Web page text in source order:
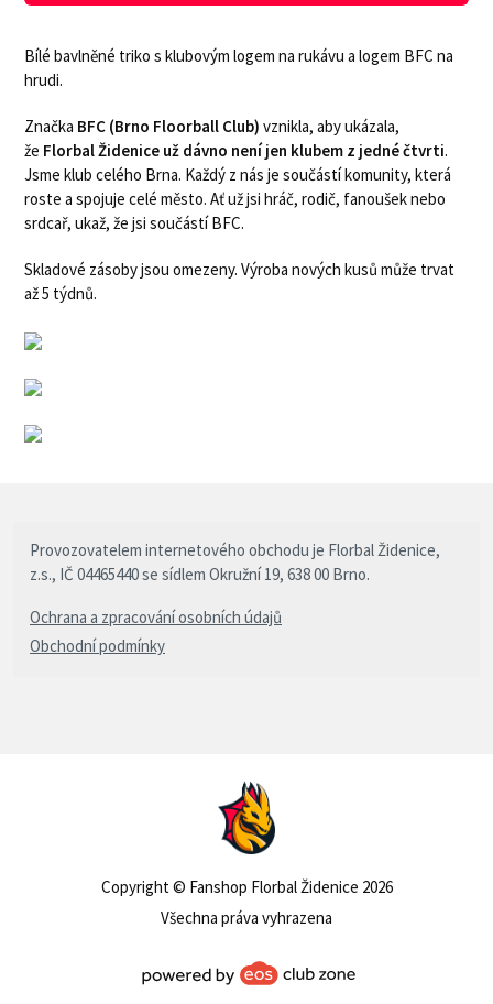
Bílé bavlněné triko s klubovým logem na rukávu a logem BFC na
hrudi.
Značka BFC (Brno Floorball Club) vznikla, aby ukázala,
že Florbal Židenice už dávno není jen klubem z jedné čtvrti.
Jsme klub celého Brna. Každý z nás je součástí komunity, která
roste a spojuje celé město. Ať už jsi hráč, rodič, fanoušek nebo
srdcař, ukaž, že jsi součástí BFC.
Skladové zásoby jsou omezeny. Výroba nových kusů může trvat
až 5 týdnů.
Provozovatelem internetového obchodu je Florbal Židenice,
z.s., IČ 04465440 se sídlem Okružní 19, 638 00 Brno.
Ochrana a zpracování osobních údajů
Obchodní podmínky
Copyright © Fanshop Florbal Židenice 2026
Všechna práva vyhrazena